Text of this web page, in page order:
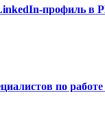
профиль в
по